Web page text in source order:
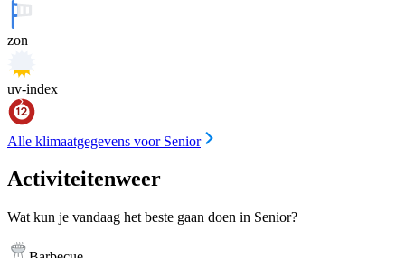
zon
uv-index
Alle klimaatgegevens voor Senior
Activiteitenweer
Wat kun je vandaag het beste gaan doen in Senior?